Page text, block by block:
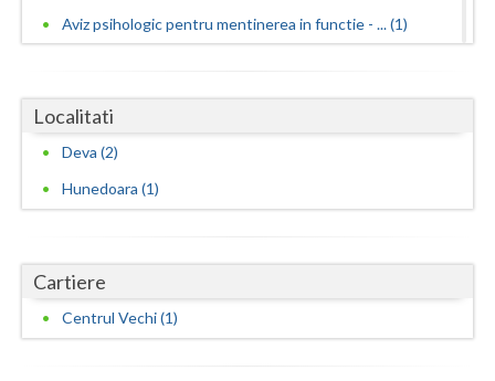
Prahova
Satu-Mare
Sibiu
Suceava
Timis
Tulcea
Aviz psihologic pentru mentinerea in functie - ... (1)
Aviz psihologic pentru obtinerea permisului de ... (1)
Aviz psihologic si evaluare clinica la cerere c... (1)
Avize psihologice necesare la angajare si menti... (1)
Consiliere psihologica (2)
Localitati
Deva (2)
Hunedoara (1)
Cartiere
Centrul Vechi (1)